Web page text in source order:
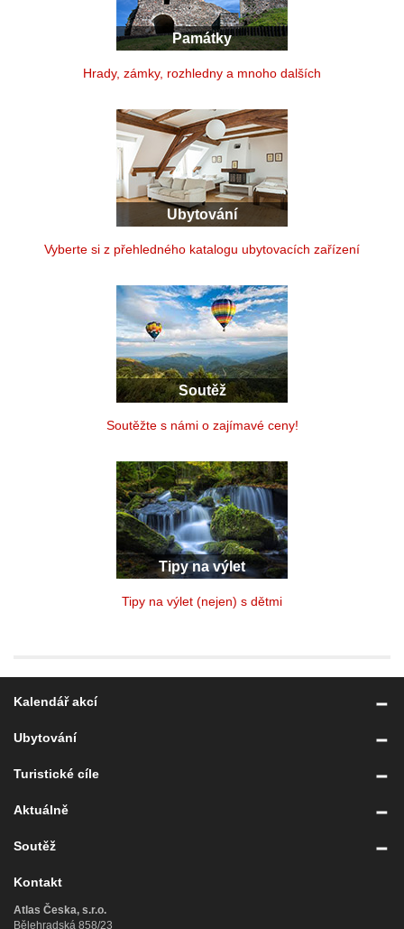
Památky
Hrady, zámky, rozhledny a mnoho dalších
Ubytování
Vyberte si z přehledného katalogu ubytovacích zařízení
Soutěž
Soutěžte s námi o zajímavé ceny!
Tipy na výlet
Tipy na výlet (nejen) s dětmi
Kalendář akcí
Ubytování
Turistické cíle
Aktuálně
Soutěž
Kontakt
Atlas Česka, s.r.o.
Bělehradská 858/23